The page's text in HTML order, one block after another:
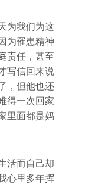
为我们为这
为罹患精神
责任，甚至
写信回来说
，但他也还
得一次回家
里面都是妈
活而自己却
心里多年挥